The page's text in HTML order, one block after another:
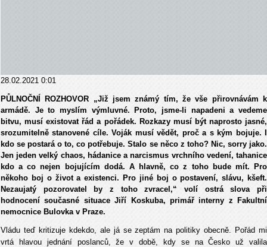
28.02.2021 0:01
PŮLNOČNÍ ROZHOVOR „Již jsem známý tím, že vše přirovnávám k
armádě. Je to myslím výmluvné. Proto, jsme-li napadeni a vedeme
bitvu, musí existovat řád a pořádek. Rozkazy musí být naprosto jasné,
srozumitelně stanovené cíle. Voják musí vědět, proč a s kým bojuje. I
kdo se postará o to, co potřebuje. Stalo se něco z toho? Nic, sorry jako.
Jen jeden velký chaos, hádanice a narcismus vrchního vedení, tahanice
kdo a co nejen bojujícím dodá. A hlavně, co z toho bude mít. Pro
někoho boj o život a existenci. Pro jiné boj o postavení, slávu, kšeft.
Nezaujatý pozorovatel by z toho zvracel,“ volí ostrá slova při
hodnocení současné situace Jiří Koskuba, primář interny z Fakultní
nemocnice Bulovka v Praze.
Vládu teď kritizuje kdekdo, ale já se zeptám na politiky obecně. Pořád mi
vrtá hlavou jednání poslanců, že v době, kdy se na Česko už valila